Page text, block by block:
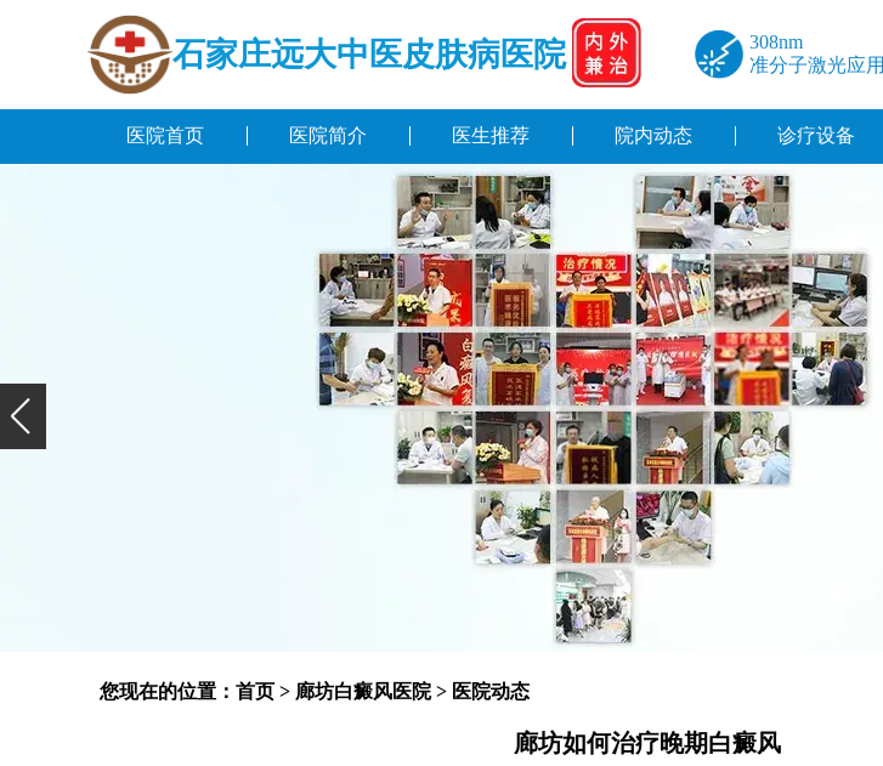
石家庄远大中医皮肤病医院
308nm
准分子激光应用
医院首页 医院简介 医生推荐 院内动态 诊疗设备
您现在的位置： 首页 > 廊坊白癜风医院> 医院动态
廊坊如何治疗晚期白癜风